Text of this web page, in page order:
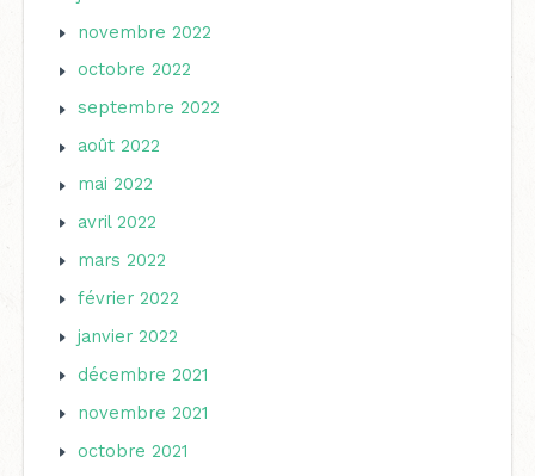
novembre 2022
octobre 2022
septembre 2022
août 2022
mai 2022
avril 2022
mars 2022
février 2022
janvier 2022
décembre 2021
novembre 2021
octobre 2021